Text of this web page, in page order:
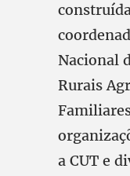
Nacional
Rurais
a CUT e